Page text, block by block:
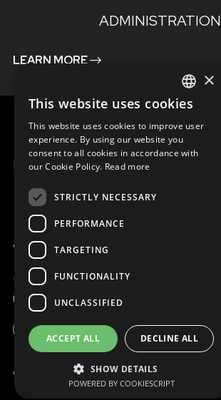
ADMINISTRATION
LEARN MORE
MENU
WE ARE ONLINE
+421 917 827 827
info@magna.org
© Copyright MAGNA. 2001-2022 2001 - 2026
ENGLISH
SLOVAK
CZECH
×
This website uses cookies
This website uses cookies to improve user
experience. By using our website you
consent to all cookies in accordance with
our Cookie Policy. Read more
STRICTLY NECESSARY
PERFORMANCE
TARGETING
FUNCTIONALITY
UNCLASSIFIED
ACCEPT ALL DECLINE ALL
SHOW DETAILS
POWERED BY COOKIESCRIPT